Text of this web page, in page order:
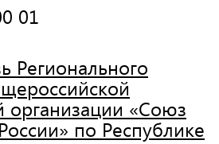
01
Регионального
организации «Союз
по Республике